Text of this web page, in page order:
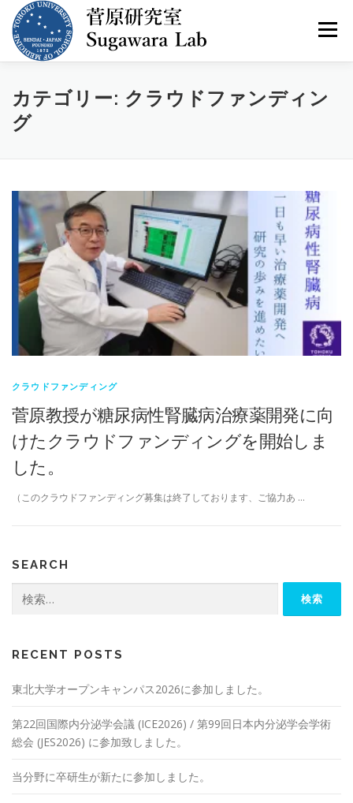
メニュー
HOME 教授挨拶 研究紹介 メンバー
カテゴリー: クラウドファンディン
グ
クラウドファンディング
菅原教授が糖尿病性腎臓病治療薬開発に向
けたクラウドファンディングを開始しま
した。
（このクラウドファンディング募集は終了しております、ご協力あ …
SEARCH
索:
RECENT POSTS
東北大学オープンキャンパス2026に参加しました。
第22回国際内分泌学会議 (ICE2026) / 第99回日本内分泌学会学術
総会 (JES2026) に参加致しました。
当分野に卒研生が新たに参加しました。